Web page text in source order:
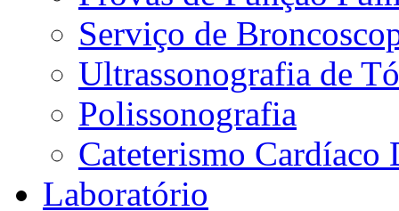
Serviço de
Ultrassonografia de
Polissonografia
Cateterismo Cardíaco
Laboratório